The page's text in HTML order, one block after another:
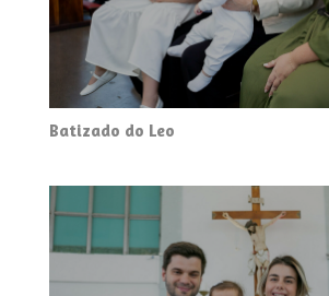
Batizado do Leo